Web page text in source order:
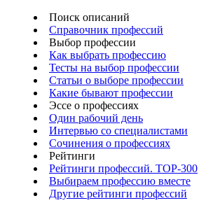
Поиск описаний
Справочник профессий
Выбор профессии
Как выбрать профессию
Тесты на выбор профессии
Статьи о выборе профессии
Какие бывают профессии
Эссе о профессиях
Один рабочий день
Интервью со специалистами
Сочинения о профессиях
Рейтинги
Рейтинги профессий. TOP-300
Выбираем профессию вместе
Другие рейтинги профессий